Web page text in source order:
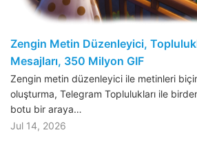
Zengin Metin Düzenleyici,
Mesajları, 350 Milyon GIF
Zengin metin düzenleyici ile metinleri
oluşturma, Telegram Toplulukları ile
botu bir araya…
Jul 14, 2026